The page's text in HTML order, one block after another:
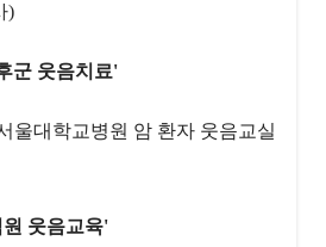
)
군 웃음치료'
울대학교병원 암 환자 웃음교실
웃음교육'